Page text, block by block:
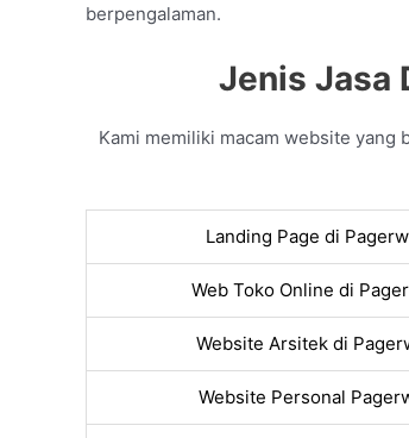
berpengalaman.
Jenis Jasa
Kami memiliki macam website yang
Landing Page di
Web Toko Online di
Website Arsitek di
Website Personal